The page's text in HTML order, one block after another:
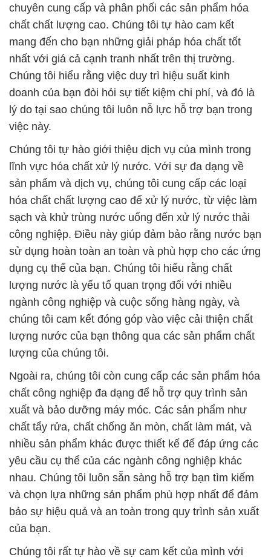
chuyên cung cấp và phân phối các sản phẩm hóa
chất chất lượng cao. Chúng tôi tự hào cam kết
mang đến cho bạn những giải pháp hóa chất tốt
nhất với giá cả cạnh tranh nhất trên thị trường.
Chúng tôi hiểu rằng việc duy trì hiệu suất kinh
doanh của bạn đòi hỏi sự tiết kiệm chi phí, và đó là
lý do tại sao chúng tôi luôn nỗ lực hỗ trợ bạn trong
việc này.
Chúng tôi tự hào giới thiệu dịch vụ của mình trong
lĩnh vực hóa chất xử lý nước. Với sự đa dạng về
sản phẩm và dịch vụ, chúng tôi cung cấp các loại
hóa chất chất lượng cao để xử lý nước, từ việc làm
sạch và khử trùng nước uống đến xử lý nước thải
công nghiệp. Điều này giúp đảm bảo rằng nước bạn
sử dụng hoàn toàn an toàn và phù hợp cho các ứng
dụng cụ thể của bạn. Chúng tôi hiểu rằng chất
lượng nước là yếu tố quan trọng đối với nhiều
ngành công nghiệp và cuộc sống hàng ngày, và
chúng tôi cam kết đóng góp vào việc cải thiện chất
lượng nước của bạn thông qua các sản phẩm chất
lượng của chúng tôi.
Ngoài ra, chúng tôi còn cung cấp các sản phẩm hóa
chất công nghiệp đa dạng để hỗ trợ quy trình sản
xuất và bảo dưỡng máy móc. Các sản phẩm như
chất tẩy rửa, chất chống ăn mòn, chất làm mát, và
nhiều sản phẩm khác được thiết kế để đáp ứng các
yêu cầu cụ thể của các ngành công nghiệp khác
nhau. Chúng tôi luôn sẵn sàng hỗ trợ bạn tìm kiếm
và chọn lựa những sản phẩm phù hợp nhất để đảm
bảo sự hiệu quả và an toàn trong quy trình sản xuất
của bạn.
Chúng tôi rất tự hào về sự cam kết của mình với